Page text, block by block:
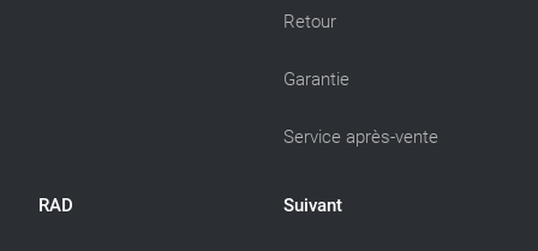
Retour
Garantie
Service après-vente
RAD Suivant